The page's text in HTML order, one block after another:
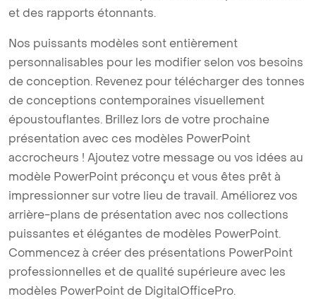
et des rapports étonnants.
Nos puissants modèles sont entièrement
personnalisables pour les modifier selon vos besoins
de conception. Revenez pour télécharger des tonnes
de conceptions contemporaines visuellement
époustouflantes. Brillez lors de votre prochaine
présentation avec ces modèles PowerPoint
accrocheurs ! Ajoutez votre message ou vos idées au
modèle PowerPoint préconçu et vous êtes prêt à
impressionner sur votre lieu de travail. Améliorez vos
arrière-plans de présentation avec nos collections
puissantes et élégantes de modèles PowerPoint.
Commencez à créer des présentations PowerPoint
professionnelles et de qualité supérieure avec les
modèles PowerPoint de DigitalOfficePro.